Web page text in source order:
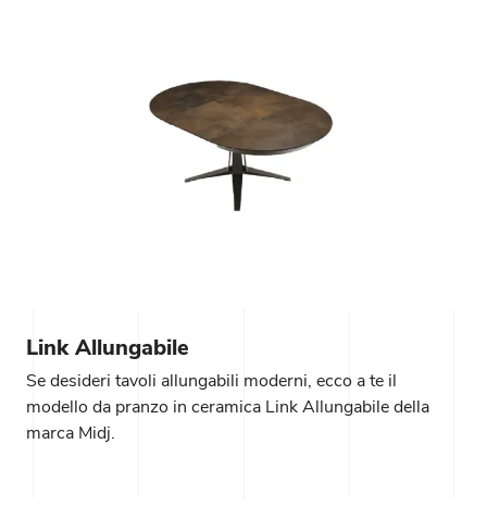
Link Allungabile
Se desideri tavoli allungabili moderni, ecco a te il
modello da pranzo in ceramica Link Allungabile della
marca Midj.